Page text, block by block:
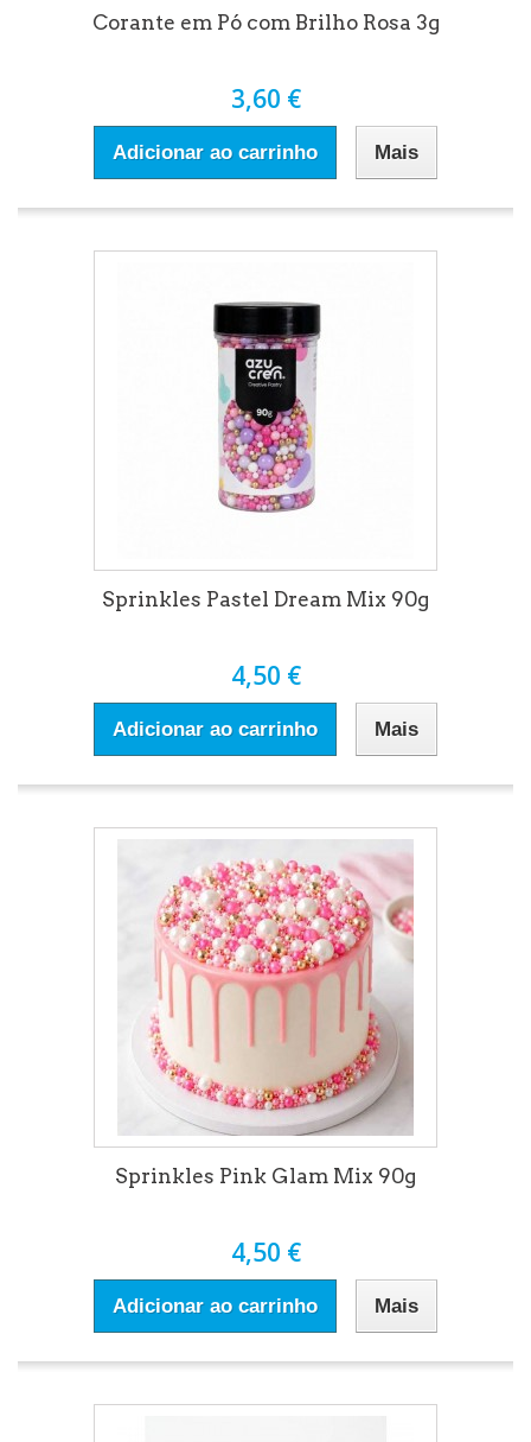
Corante em Pó com Brilho Rosa 3g
3,60 €
Adicionar ao carrinho Mais
Sprinkles Pastel Dream Mix 90g
4,50 €
Adicionar ao carrinho Mais
Sprinkles Pink Glam Mix 90g
4,50 €
Adicionar ao carrinho Mais